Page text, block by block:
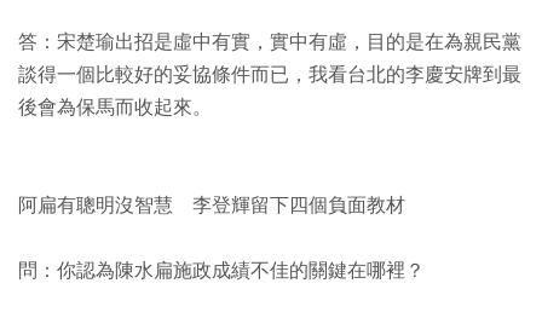
答：宋楚瑜出招是虛中有實，實中有虛，目的是在為親民黨
談得一個比較好的妥協條件而已，我看台北的李慶安牌到最
後會為保馬而收起來。
阿扁有聰明沒智慧 李登輝留下四個負面教材
問：你認為陳水扁施政成績不佳的關鍵在哪裡？